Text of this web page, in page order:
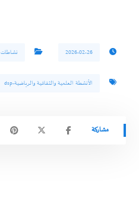
2026-02-26 نشاطات
الأنشطة العلمية والثقافية والرياضية-dsp